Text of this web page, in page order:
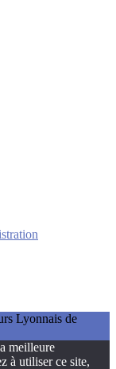
Lyonnais de
meilleure
à utiliser ce site,